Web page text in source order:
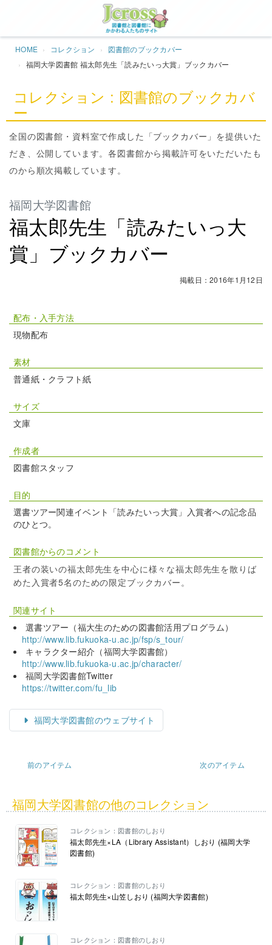
HOME コレクション
図書館のブックカバー
福岡大学図書館 福太郎先生「読みたいっ大賞」ブックカバー
コレクション : 図書館のブックカバ
ー
全国の図書館・資料室で作成した「ブックカバー」を提供いた
だき、公開しています。各図書館から掲載許可をいただいたも
のから順次掲載しています。
福岡大学図書館
福太郎先生「読みたいっ大
賞」ブックカバー
掲載日：2016年1月12日
配布・入手方法
現物配布
素材
普通紙・クラフト紙
サイズ
文庫
作成者
図書館スタッフ
目的
選書ツアー関連イベント「読みたいっ大賞」入賞者への記念品
のひとつ。
図書館からのコメント
王者の装いの福太郎先生を中心に様々な福太郎先生を散りば
めた入賞者5名のための限定ブックカバー。
関連サイト
選書ツアー（福大生のための図書館活用プログラム）
http://www.lib.fukuoka-u.ac.jp/fsp/s_tour/
キャラクター紹介（福岡大学図書館）
http://www.lib.fukuoka-u.ac.jp/character/
福岡大学図書館Twitter
https://twitter.com/fu_lib
福岡大学図書館のウェブサイト
前のアイテム 次のアイテム
福岡大学図書館の他のコレクション
コレクション：図書館のしおり
福太郎先生×LA（Library Assistant）しおり (福岡大学
図書館)
コレクション：図書館のしおり
福太郎先生×山笠しおり (福岡大学図書館)
コレクション：図書館のしおり